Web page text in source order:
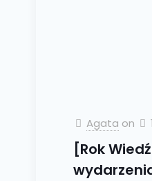
Agata on
[Rok